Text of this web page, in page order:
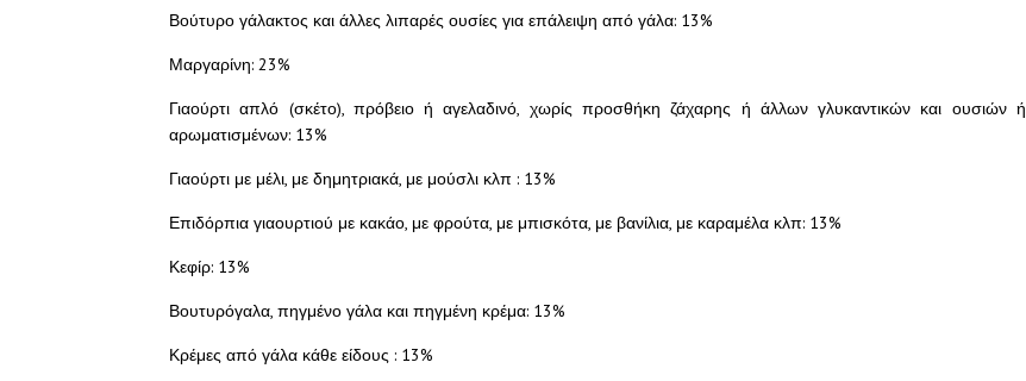
Βούτυρο γάλακτος και άλλες λιπαρές ουσίες για επάλειψη από γάλα: 13%
Μαργαρίνη: 23%
Γιαούρτι απλό (σκέτο), πρόβειο ή αγελαδινό, χωρίς προσθήκη ζάχαρης ή άλλων γλυκαντικών και ουσιών ή
αρωματισμένων: 13%
Γιαούρτι με μέλι, με δημητριακά, με μούσλι κλπ : 13%
Επιδόρπια γιαουρτιού με κακάο, με φρούτα, με μπισκότα, με βανίλια, με καραμέλα κλπ: 13%
Κεφίρ: 13%
Βουτυρόγαλα, πηγμένο γάλα και πηγμένη κρέμα: 13%
Κρέμες από γάλα κάθε είδους : 13%